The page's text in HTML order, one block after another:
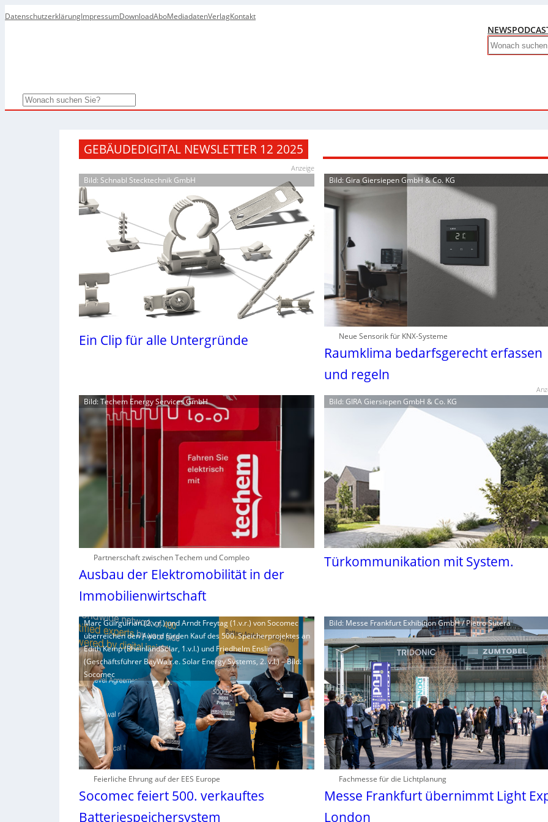
DatenschutzerklärungImpressumDownloadAboMediadatenVerlagKontakt
NEWS
Search
Search
GEBÄUDEDIGITAL NEWSLETTER 12 2025
Anzeige
Bild: Schnabl Stecktechnik GmbH
Ein Clip für alle Untergründe
Bild: Gira Giersiepen GmbH & Co. KG
Neue Sensorik für KNX-Systeme
Raumklima bedarfsgerecht erfassen
und regeln
Bild: Techem Energy Services GmbH
Partnerschaft zwischen Techem und Compleo
Ausbau der Elektromobilität in der
Immobilienwirtschaft
Bild: GIRA Giersiepen GmbH & Co. KG
Türkommunikation mit System.
Marc Guirguirian (2.v.r.) und Arndt Freytag (1.v.r.) von Socomec
überreichen den Award fürden Kauf des 500. Speicherprojektes an
Edith Kemp (RheinlandSolar, 1.v.l.) und Friedhelm Enslin
(Geschäftsführer BayWa r.e. Solar Energy Systems, 2. v.l.) – Bild:
Socomec
Feierliche Ehrung auf der EES Europe
Socomec feiert 500. verkauftes
Batteriespeichersystem
Bild: Messe Frankfurt Exhibition GmbH / Pietro Sutera
Fachmesse für die Lichtplanung
Messe Frankfurt übernimmt Light
London